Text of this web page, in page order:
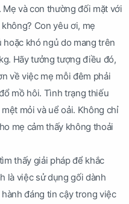
và con thường đối mặt với
Con yêu ơi, mẹ
khó ngủ do mang trên
Hãy tưởng tượng điều đó,
về việc mẹ mỗi đêm phải
mồ hôi. Tình trạng thiếu
mỏi và uể oải. Không chỉ
mẹ cảm thấy không thoải
thấy giải pháp để khắc
là việc sử dụng gối dành
đáng tin cậy trong việc